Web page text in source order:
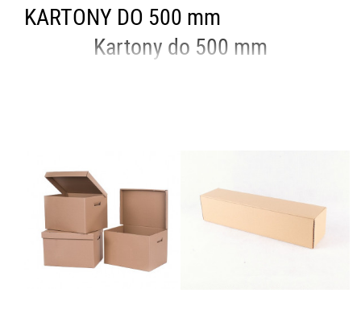
KARTONY DO 500 mm
Kartony do 500 mm